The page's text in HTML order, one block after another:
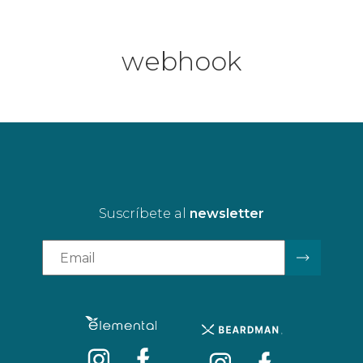
webhook
Suscríbete al newsletter